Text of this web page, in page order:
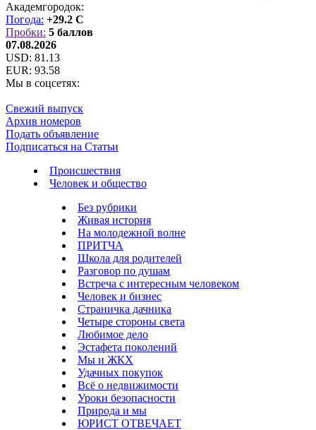
Академгородок:
Погода: +29.2 C
Пробки: 5 баллов
07.08.2026
USD: 81.13
EUR: 93.58
Мы в соцсетях:
Свежий выпуск
Архив номеров
Подать объявление
Подписаться на Статьи
Происшествия
Человек и общество
Без рубрики
Живая история
На молодежной волне
ПРИТЧА
Школа для родителей
Разговор по душам
Встреча с интересным человеком
Человек и бизнес
Страничка дачника
Четыре стороны света
Любимое дело
Эстафета поколений
Мы и ЖКХ
Удачных покупок
Всё о недвижимости
Уроки безопасности
Природа и мы
ЮРИСТ ОТВЕЧАЕТ